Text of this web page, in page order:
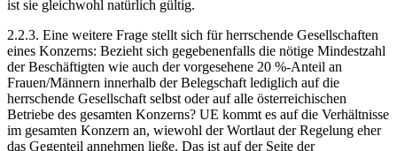
ist sie gleichwohl natürlich gültig.
2.2.3. Eine weitere Frage stellt sich für herrschende Gesellschaften
eines Konzerns: Bezieht sich gegebenenfalls die nötige Mindestzahl
der Beschäftigten wie auch der vorgesehene 20 %-Anteil an
Frauen/Männern innerhalb der Belegschaft lediglich auf die
herrschende Gesellschaft selbst oder auf alle österreichischen
Betriebe des gesamten Konzerns? UE kommt es auf die Verhältnisse
im gesamten Konzern an, wiewohl der Wortlaut der Regelung eher
das Gegenteil annehmen ließe. Das ist auf der Seite der